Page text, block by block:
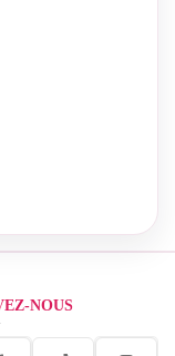
NOUS